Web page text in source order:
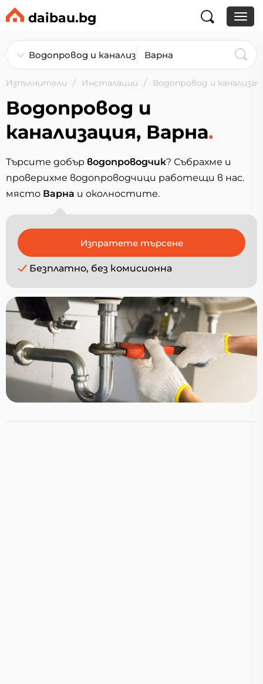
daibau.bg
Изпълнители Инсталации Водопровод и
Водопровод и
канализация, Варна.
Търсите добър водопроводчик? Събрахме и
проверихме водопроводчици работещи в нас.
място Варна и околностите.
Безплатно, без комисионна